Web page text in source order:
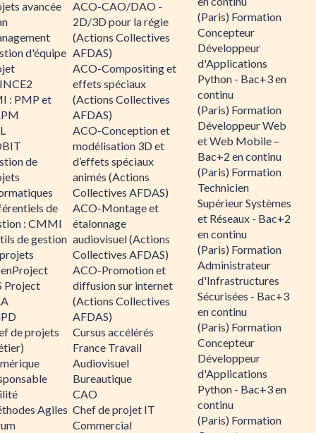
avancée
d'équipe
: PMP et
de
de
: CMMI
de gestion
Project
de projets
Agiles
ACO-CAO/DAO -
2D/3D pour la régie
(Actions Collectives
AFDAS)
ACO-Compositing et
effets spéciaux
(Actions Collectives
AFDAS)
ACO-Conception et
modélisation 3D et
d’effets spéciaux
animés (Actions
Collectives AFDAS)
ACO-Montage et
étalonnage
audiovisuel (Actions
Collectives AFDAS)
ACO-Promotion et
diffusion sur internet
(Actions Collectives
AFDAS)
Cursus accélérés
France Travail
Audiovisuel
Bureautique
CAO
Chef de projet IT
Commercial
(Paris) Formation
Concepteur
Développeur
d'Applications
Python - Bac+3 en
continu
(Paris) Formation
Développeur Web
et Web Mobile –
Bac+2 en continu
(Paris) Formation
Technicien
Supérieur Systèmes
et Réseaux - Bac+2
en continu
(Paris) Formation
Administrateur
d'Infrastructures
Sécurisées - Bac+3
en continu
(Paris) Formation
Concepteur
Développeur
d'Applications
Python - Bac+3 en
continu
(Paris) Formation